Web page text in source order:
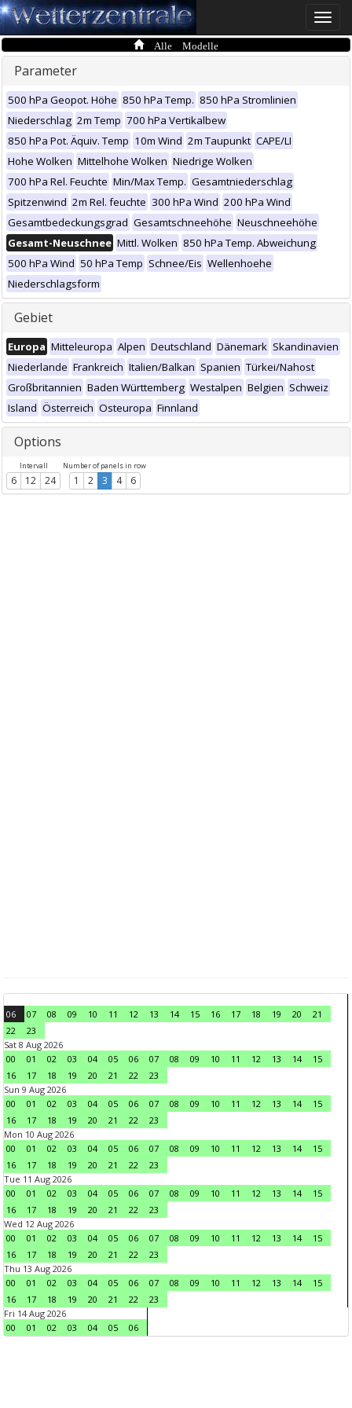
Toggle
Alle Modelle
Parameter
500 hPa Geopot. Höhe 850 hPa Temp. 850 hPa Stromlinien
Niederschlag 2m Temp 700 hPa Vertikalbew
850 hPa Pot. Äquiv. Temp 10m Wind 2m Taupunkt CAPE/LI
Hohe Wolken Mittelhohe Wolken Niedrige Wolken
700 hPa Rel. Feuchte Min/Max Temp. Gesamtniederschlag
Spitzenwind 2m Rel. feuchte 300 hPa Wind 200 hPa Wind
Gesamtbedeckungsgrad Gesamtschneehöhe Neuschneehöhe
Gesamt-Neuschnee Mittl. Wolken 850 hPa Temp. Abweichung
500 hPa Wind 50 hPa Temp Schnee/Eis Wellenhoehe
Niederschlagsform
Gebiet
Europa Mitteleuropa Alpen Deutschland Dänemark Skandinavien
Niederlande Frankreich Italien/Balkan Spanien Türkei/Nahost
Großbritannien Baden Württemberg Westalpen Belgien Schweiz
Island Österreich Osteuropa Finnland
Options
Intervall
6 12 24
Number of panels in row
1 2 3 4 6
06 07 08 09 10 11 12 13 14 15 16 17 18 19 20
21
22
23
Sat 8 Aug 2026
00
01 02 03 04 05 06 07 08 09 10 11 12 13 14
15
16
17 18 19 20 21 22
23
Sun 9 Aug 2026
00
01 02 03 04 05 06 07 08 09 10 11 12 13 14
15
16
17 18 19 20 21 22
23
Mon 10 Aug 2026
00
01 02 03 04 05 06 07 08 09 10 11 12 13 14
15
16
17 18 19 20 21 22
23
Tue 11 Aug 2026
00
01 02 03 04 05 06 07 08 09 10 11 12 13 14
15
16
17 18 19 20 21 22
23
Wed 12 Aug 2026
00
01 02 03 04 05 06 07 08 09 10 11 12 13 14
15
16
17 18 19 20 21 22
23
Thu 13 Aug 2026
00
01 02 03 04 05 06 07 08 09 10 11 12 13 14
15
16
17 18 19 20 21 22
23
Fri 14 Aug 2026
00
01 02 03 04 05 06